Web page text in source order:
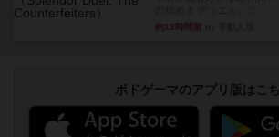
約13時間前
ボドゲーマのアプリ版はこ